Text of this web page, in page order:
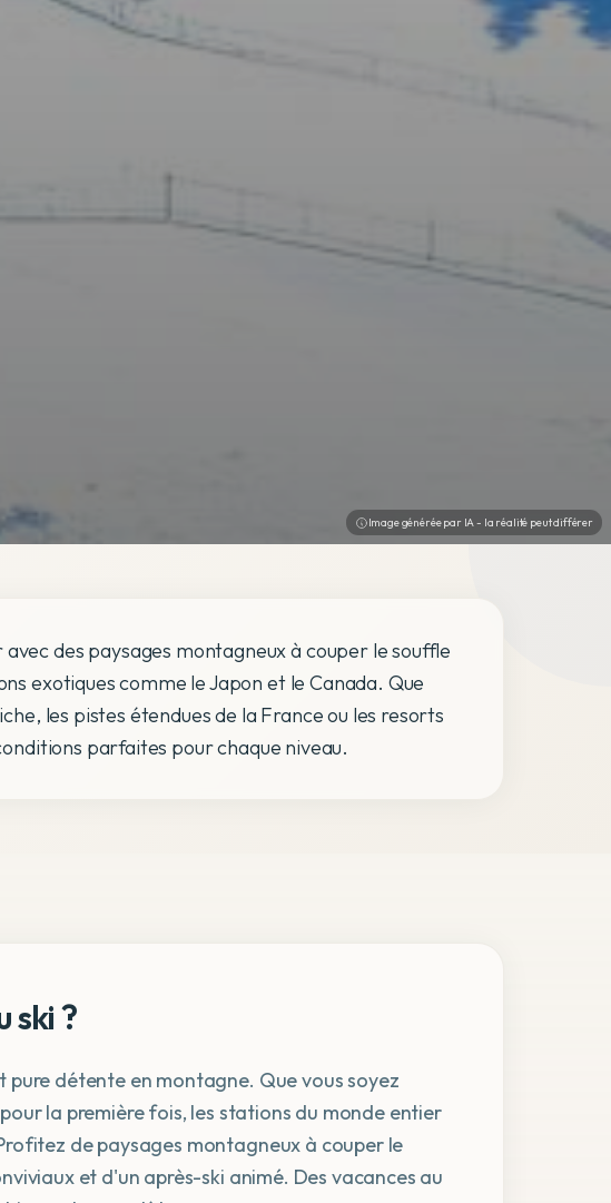
Image générée par IA - la réalité peut différer
des paysages montagneux à couper le souffle
exotiques comme le Japon et le Canada. Que
les pistes étendues de la France ou les resorts
parfaites pour chaque niveau.
ski ?
détente en montagne. Que vous soyez
la première fois, les stations du monde entier
de paysages montagneux à couper le
et d'un après-ski animé. Des vacances au